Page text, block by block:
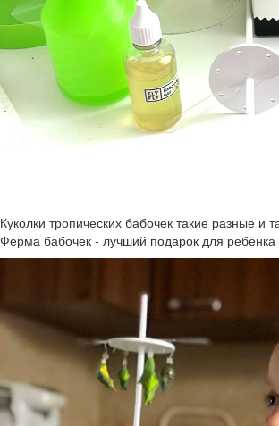
Куколки тропических бабочек такие разные и
Ферма бабочек - лучший подарок для ребёнка